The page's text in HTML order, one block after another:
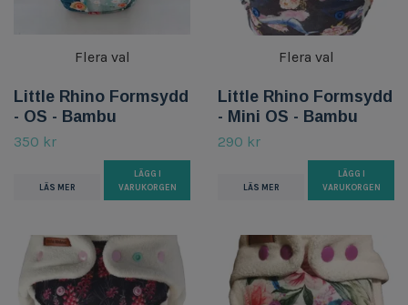
Flera val
Little Rhino Formsydd
- OS - Bambu
350 kr
LÄS MER
LÄGG I
VARUKORGEN
Flera val
Little Rhino Formsydd
- Mini OS - Bambu
290 kr
LÄS MER
LÄGG I
VARUKORGEN